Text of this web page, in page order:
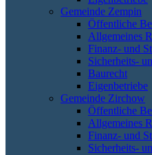
Gemeinde Zempin
Öffentliche
Allgemeines
Finanz- und
Sicherheits-
Baurecht
Eigenbetriebe
Gemeinde Zirchow
Öffentliche
Allgemeines
Finanz- und
Sicherheits-